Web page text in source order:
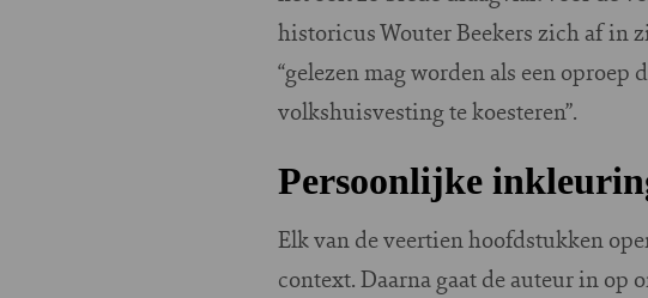
historicus Wouter Beekers zich af in
“gelezen mag worden als een oproep
volkshuisvesting te koesteren”.
Persoonlijke
Elk van de veertien hoofdstukken
context. Daarna gaat de auteur in op